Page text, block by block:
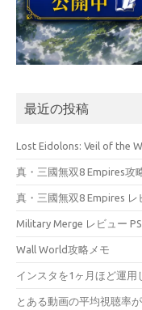
最近の投稿
Lost Eidolons: Veil of the
真・三國無双8 Empires攻
真・三國無双8 Empires レ
Military Merge レビュー
Wall World攻略メモ
インスタを1ヶ月ほど運用
とある動画の平均視聴率